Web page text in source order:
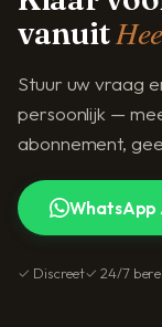
vanuit
Stuur uw vraag
persoonlijk —
abonnement,
WhatsApp
✓ Discreet✓ 24/7